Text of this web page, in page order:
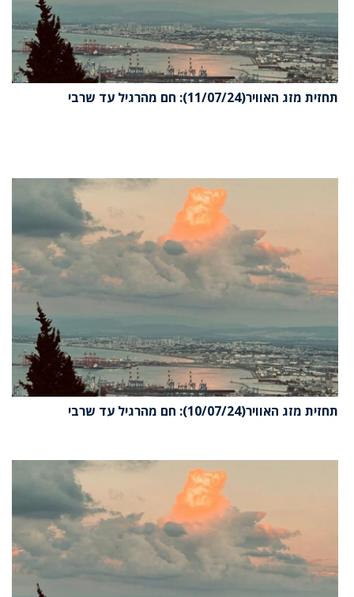
תחזית מזג האוויר(11/07/24): חם מהרגיל עד שרבי
תחזית מזג האוויר(10/07/24): חם מהרגיל עד שרבי